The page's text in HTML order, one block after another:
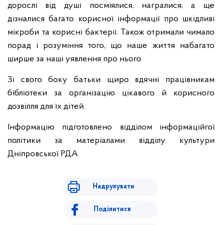
дорослі від душі посміялися, награлися, а ще
дізналися багато корисної інформації про шкідливі
мікроби та корисні бактерії. Також отримали чимало
порад і розуміння того, що наше життя набагато
ширше за наші уявлення про нього.
Зі свого боку батьки щиро вдячні працівникам
бібліотеки за організацію цікавого й корисного
дозвілля для їх дітей.
Інформацію підготовлено відділом інформаційгої
політики за матеріалами відділу культури
Дніпровської РДА
Надрукувати
Поділитися